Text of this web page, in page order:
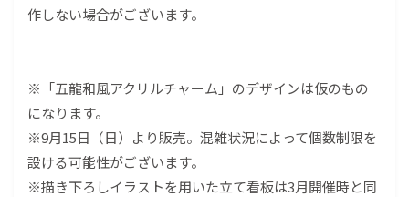
作しない場合がございます。
※「五龍和風アクリルチャーム」のデザインは仮のもの
になります。
※9月15日（日）より販売。混雑状況によって個数制限を
設ける可能性がございます。
※描き下ろしイラストを用いた立て看板は3月開催時と同